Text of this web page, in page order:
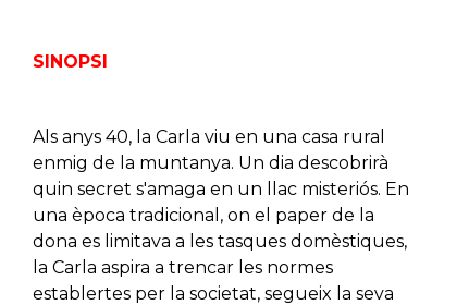
SINOPSI
Als anys 40, la Carla viu en una casa rural
enmig de la muntanya. Un dia descobrirà
quin secret s'amaga en un llac misteriós. En
una època tradicional, on el paper de la
dona es limitava a les tasques domèstiques,
la Carla aspira a trencar les normes
establertes per la societat, segueix la seva